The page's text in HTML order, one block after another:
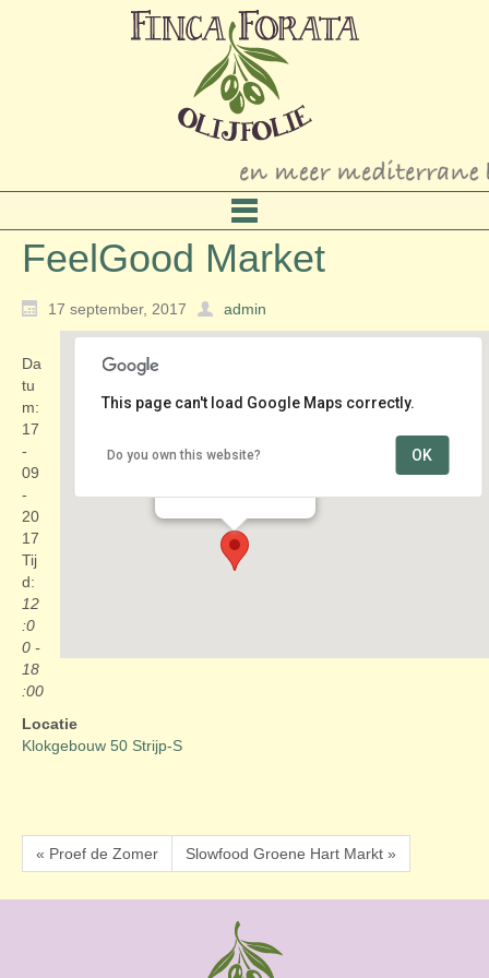
FeelGood Market
17 september, 2017 admin
Klokgebouw 50 Strijp-S
This page can't load Google Maps correctly.
Do you own this website? OK
Da
tu
m:
17
-
09
-
20
17
Tij
d:
12
:0
0 -
18
:00
Locatie
Klokgebouw 50 Strijp-S
« Proef de Zomer Slowfood Groene Hart Markt »